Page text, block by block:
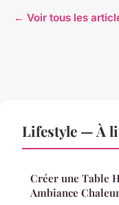
← Voir tous les
Lifestyle — À
Créer une Table
Ambiance